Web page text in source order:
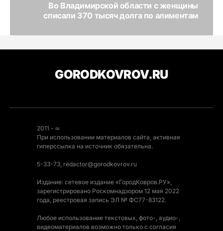
Во Владимирской области с женщины
списали 370 тысяч долга по алиментам
GORODKOVROV.RU
2011 - ∞
При использовании материалов сайта, активная
гиперссылка на источник обязательна.
5-33-73, redactor@gorodkovrov.ru
Издание: сетевое издание «ГородКовров.РУ»,
зарегистрировано Роскомнадзором 12 мая 2022
года, реестровая запись ЭЛ № ФС77-83122.
Любое использование текстовых, фото-, аудио-,
видеоматериалов возможно только с согласия